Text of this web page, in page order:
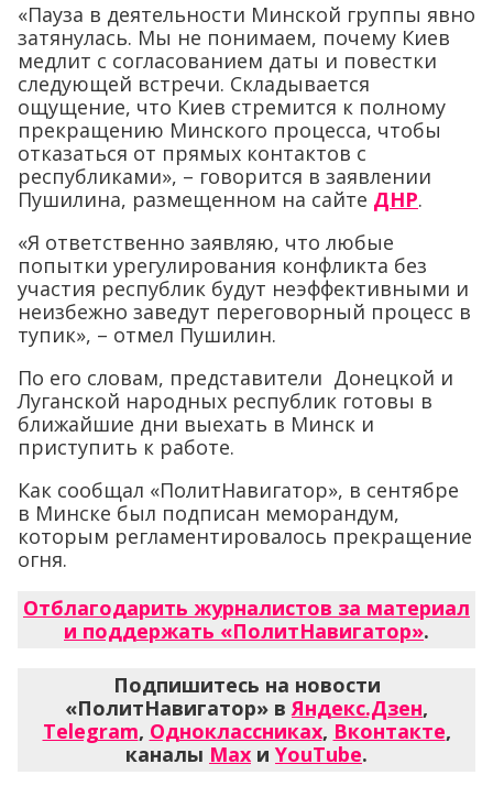
«Пауза в деятельности Минской группы явно
затянулась. Мы не понимаем, почему Киев
медлит с согласованием даты и повестки
следующей встречи. Складывается
ощущение, что Киев стремится к полному
прекращению Минского процесса, чтобы
отказаться от прямых контактов с
республиками», – говорится в заявлении
Пушилина, размещенном на сайте ДНР.
«Я ответственно заявляю, что любые
попытки урегулирования конфликта без
участия республик будут неэффективными и
неизбежно заведут переговорный процесс в
тупик», – отмел Пушилин.
По его словам, представители Донецкой и
Луганской народных республик готовы в
ближайшие дни выехать в Минск и
приступить к работе.
Как сообщал «ПолитНавигатор», в сентябре
в Минске был подписан меморандум,
которым регламентировалось прекращение
огня.
Отблагодарить журналистов за материал
и поддержать «ПолитНавигатор».
Подпишитесь на новости
«ПолитНавигатор» вЯндекс.Дзен,
Telegram, Одноклассниках, Вконтакте,
каналы Max и YouTube.